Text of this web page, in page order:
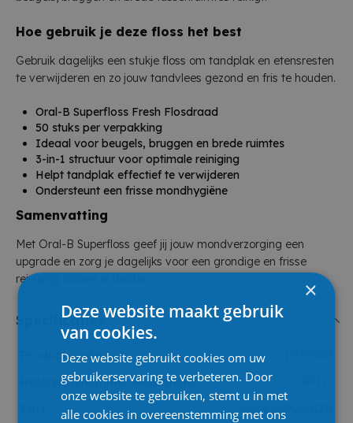
Hoe gebruik je deze floss het best
Gebruik dagelijks een stukje floss om tandplak en etensresten
te verwijderen en zo jouw tandvlees gezond en fris te houden.
Oral-B Superfloss Fresh Flosdraad
50 stuks per verpakking
Ideaal voor beugels, bruggen en brede ruimtes
3-in-1 structuur voor optimale reiniging
Helpt tandplak effectief te verwijderen
Ondersteunt een frisse mondhygiëne
Samenvatting
Met Oral-B Superfloss geef jij jouw mondverzorging een
upgrade en zorg je dagelijks voor een grondige en frisse
reiniging tussen je tanden.
Specificaties
Product code
Referentienummer leverancier
8006530089128
×
Deze website maakt gebruik
van cookies.
Deze website gebruikt cookies om uw
gebruikerservaring te verbeteren. Door
onze website te gebruiken, stemt u in met
alle cookies in overeenstemming met ons